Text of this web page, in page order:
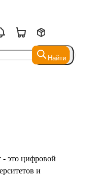
Найти
Найти
- это цифровой
и